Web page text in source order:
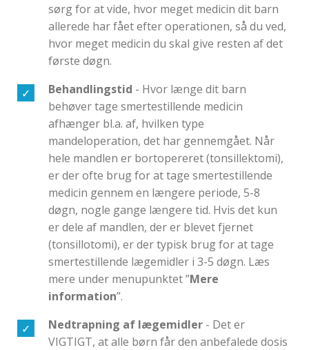
sørg for at vide, hvor meget medicin dit barn
allerede har fået efter operationen, så du ved,
hvor meget medicin du skal give resten af det
første døgn.
Behandlingstid - Hvor længe dit barn
behøver tage smertestillende medicin
afhænger bl.a. af, hvilken type
mandeloperation, det har gennemgået. Når
hele mandlen er bortopereret (tonsillektomi),
er der ofte brug for at tage smertestillende
medicin gennem en længere periode, 5-8
døgn, nogle gange længere tid. Hvis det kun
er dele af mandlen, der er blevet fjernet
(tonsillotomi), er der typisk brug for at tage
smertestillende lægemidler i 3-5 døgn. Læs
mere under menupunktet ”Mere
information”.
Nedtrapning af lægemidler - Det er
VIGTIGT, at alle børn får den anbefalede dosis